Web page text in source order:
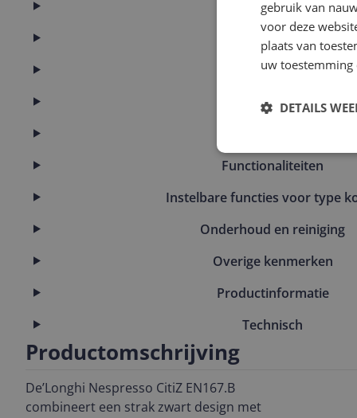
Afmetingen
Algemeen
Bediening
Capaciteit
Functionaliteiten
Instelbare functies voor type
Onderhoud en reiniging
Overige kenmerken
Productinformatie
Technisch
Productomschrijving
De’Longhi Nespresso CitiZ EN167.B
combineert een strak zwart design met
gebruik van
voor deze
plaats van
uw
DETAILS